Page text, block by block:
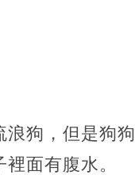
浪狗，但是狗狗
面有腹水。